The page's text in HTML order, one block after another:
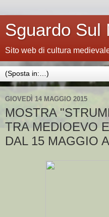
Sguardo Sul
Sito web di cultura
GIOVEDÌ 14 MAGGIO 2015
MOSTRA
TRA MEDIOEVO
DAL 15 MAGGIO